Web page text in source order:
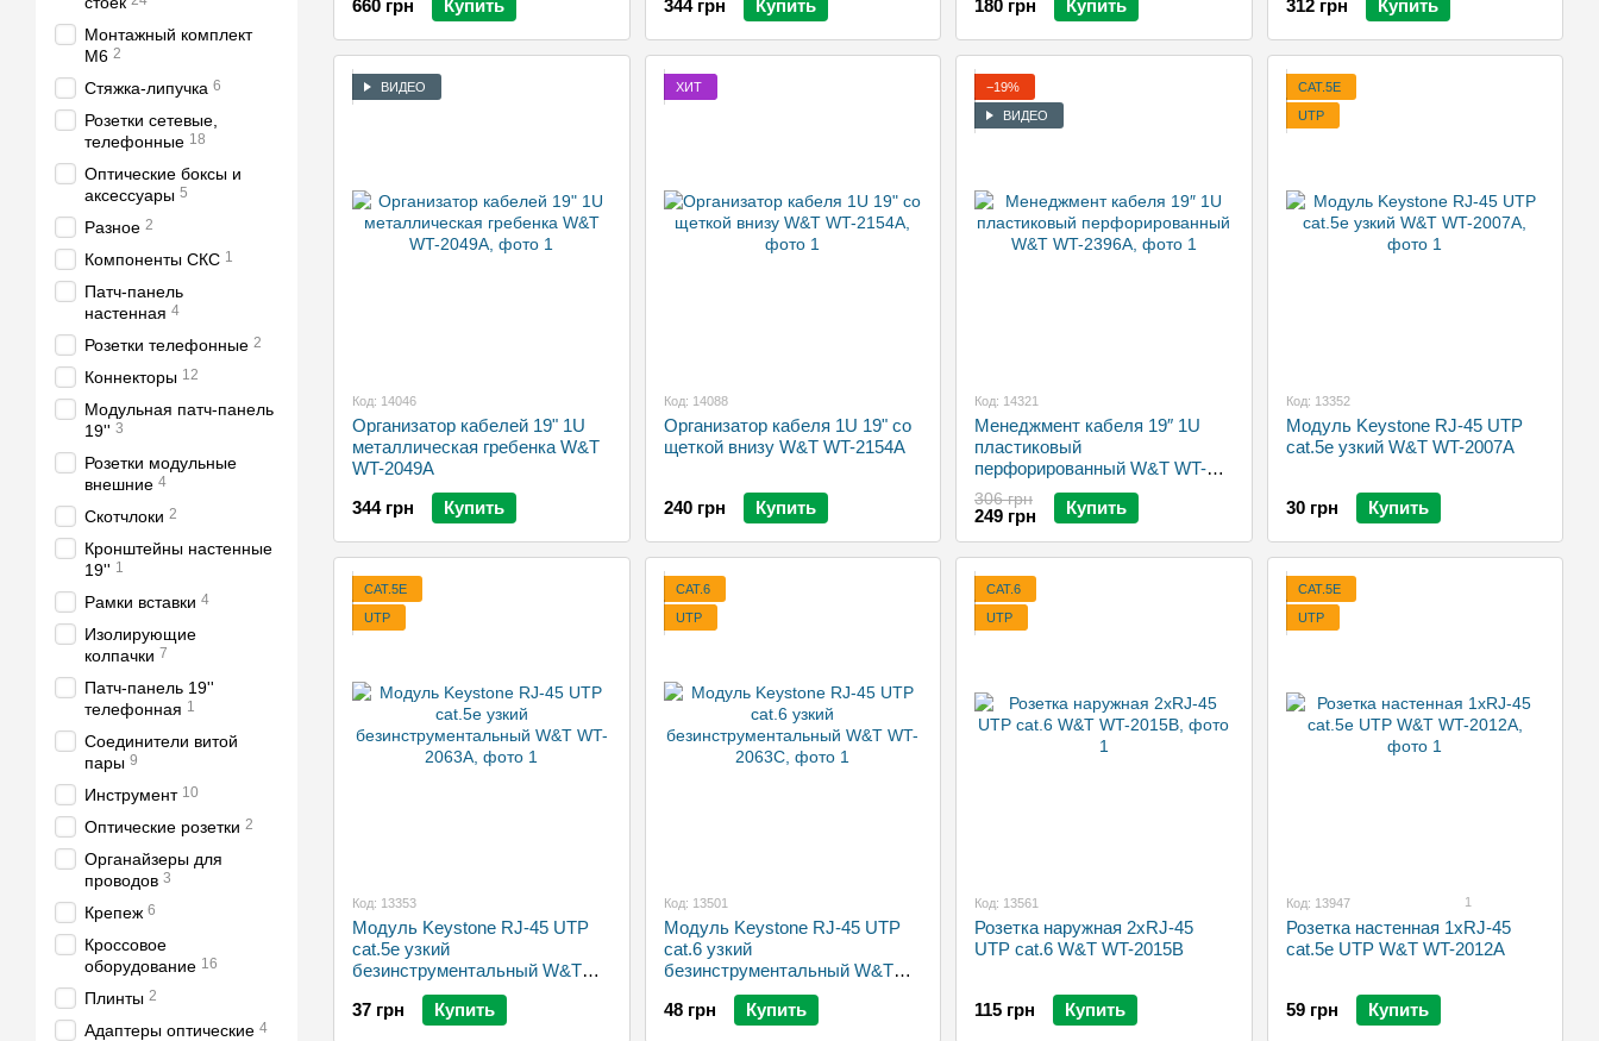
660 грн
Купить
344 грн
Купить
180 грн
Купить
312 грн
Купить
ВИДЕО
Код: 14046
Организатор кабелей 19" 1U
металлическая гребенка W&T
WT-2049A
344 грн
Купить
ХИТ
Код: 14088
Организатор кабеля 1U 19" со
щеткой внизу W&T WT-2154A
240 грн Купить
−19%
ВИДЕО
Код: 14321
Менеджмент кабеля 19″ 1U
пластиковый
перфорированный W&T WT-
2396A
306 грн
249 грн Купить
CAT.5E
UTP
Код: 13352
Модуль Keystone RJ-45 UTP
cat.5e узкий W&T WT-2007A
30 грн Купить
CAT.5E
UTP
Код: 13353
Модуль Keystone RJ-45 UTP
cat.5e узкий
безинструментальный W&T
WT-2063A
37 грн
Купить
CAT.6
UTP
Код: 13501
Модуль Keystone RJ-45 UTP
cat.6 узкий
безинструментальный W&T
WT-2063C
48 грн
Купить
CAT.6
UTP
Код: 13561
Розетка наружная 2xRJ-45
UTP cat.6 W&T WT-2015B
115 грн Купить
CAT.5E
UTP
Код: 13947 1
Розетка настенная 1xRJ-45
cat.5e UTP W&T WT-2012A
59 грн Купить
Монтажный комплект
M6 2
Стяжка-липучка 6
Розетки сетевые,
телефонные 18
Оптические боксы и
аксессуары 5
Разное 2
Компоненты СКС 1
Патч-панель
настенная 4
Розетки телефонные 2
Коннекторы 12
Модульная патч-панель
19'' 3
Розетки модульные
внешние 4
Скотчлоки 2
Кронштейны настенные
19'' 1
Рамки вставки 4
Изолирующие
колпачки 7
Патч-панель 19''
телефонная 1
Соединители витой
пары 9
Инструмент 10
Оптические розетки 2
Органайзеры для
проводов 3
Крепеж 6
Кроссовое
оборудование 16
Плинты 2
Адаптеры оптические 4